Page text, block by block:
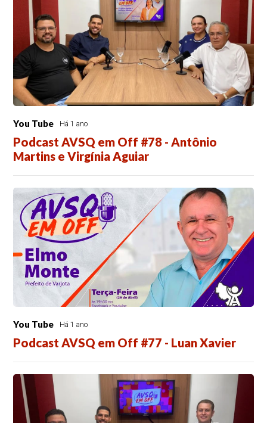
You Tube Há 1 ano
Podcast AVSQ em Off #78 - Antônio
Martins e Virgínia Aguiar
You Tube Há 1 ano
Podcast AVSQ em Off #77 - Luan Xavier